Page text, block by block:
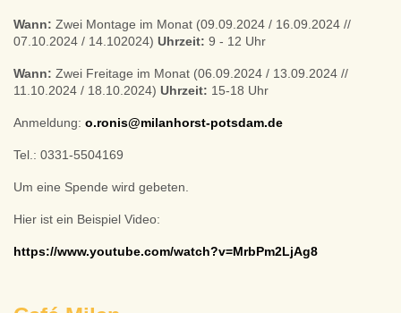
Wann: Zwei Montage im Monat (09.09.2024 / 16.09.2024 //
07.10.2024 / 14.102024) Uhrzeit: 9 - 12 Uhr
Wann: Zwei Freitage im Monat (06.09.2024 / 13.09.2024 //
11.10.2024 / 18.10.2024) Uhrzeit: 15-18 Uhr
Anmeldung: o.ronis@milanhorst-potsdam.de
Tel.: 0331-5504169
Um eine Spende wird gebeten.
Hier ist ein Beispiel Video:
https://www.youtube.com/watch?v=MrbPm2LjAg8